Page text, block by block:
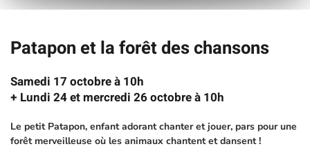
Patapon et la forêt des chansons
Samedi 17 octobre à 10h
+ Lundi 24 et mercredi 26 octobre à 10h
Le petit Patapon, enfant adorant chanter et jouer, pars pour une
forêt merveilleuse où les animaux chantent et dansent !